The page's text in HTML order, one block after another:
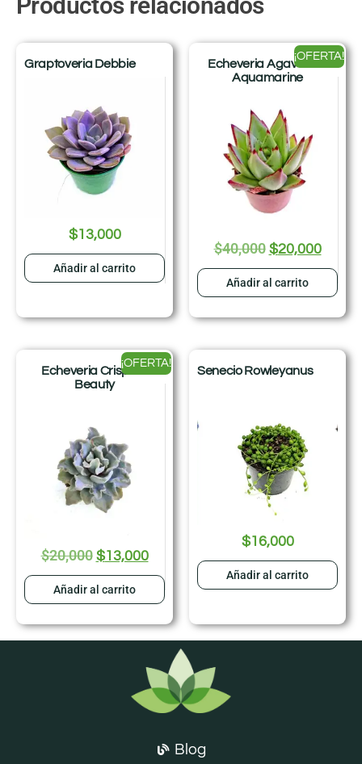
Graptoveria Debbie
$13,000
Añadir al carrito
Echeveria Agavoides
Aquamarine
¡OFERTA!
$40,000 $20,000
Añadir al carrito
Echeveria Crispate
Beauty
¡OFERTA!
$20,000 $13,000
Añadir al carrito
Senecio Rowleyanus
$16,000
Añadir al carrito
Blog